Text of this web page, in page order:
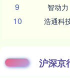
9 智动力
10 浩通科
沪深京